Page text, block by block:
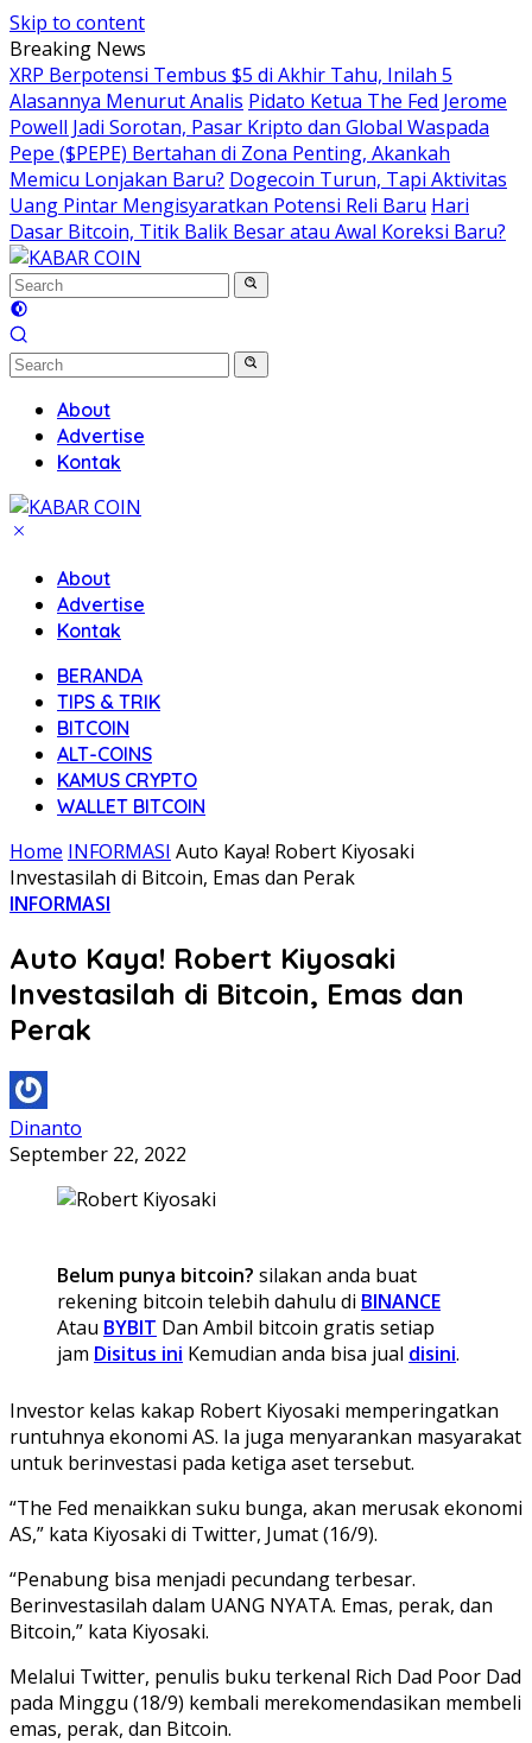
Skip to content
Breaking News
XRP Berpotensi Tembus $5 di Akhir Tahu, Inilah 5
Alasannya Menurut Analis Pidato Ketua The Fed Jerome
Powell Jadi Sorotan, Pasar Kripto dan Global Waspada
Pepe ($PEPE) Bertahan di Zona Penting, Akankah
Memicu Lonjakan Baru? Dogecoin Turun, Tapi Aktivitas
Uang Pintar Mengisyaratkan Potensi Reli Baru Hari
Dasar Bitcoin, Titik Balik Besar atau Awal Koreksi Baru?
About
Advertise
Kontak
About
Advertise
Kontak
BERANDA
TIPS & TRIK
BITCOIN
ALT-COINS
KAMUS CRYPTO
WALLET BITCOIN
Home INFORMASI Auto Kaya! Robert Kiyosaki
Investasilah di Bitcoin, Emas dan Perak
INFORMASI
Auto Kaya! Robert Kiyosaki
Investasilah di Bitcoin, Emas dan
Perak
Dinanto
September 22, 2022
Belum punya bitcoin? silakan anda buat
rekening bitcoin telebih dahulu di BINANCE
Atau BYBIT Dan Ambil bitcoin gratis setiap
jam Disitus ini Kemudian anda bisa jual disini.
Investor kelas kakap Robert Kiyosaki memperingatkan
runtuhnya ekonomi AS. Ia juga menyarankan masyarakat
untuk berinvestasi pada ketiga aset tersebut.
“The Fed menaikkan suku bunga, akan merusak ekonomi
AS,” kata Kiyosaki di Twitter, Jumat (16/9).
“Penabung bisa menjadi pecundang terbesar.
Berinvestasilah dalam UANG NYATA. Emas, perak, dan
Bitcoin,” kata Kiyosaki.
Melalui Twitter, penulis buku terkenal Rich Dad Poor Dad
pada Minggu (18/9) kembali merekomendasikan membeli
emas, perak, dan Bitcoin.